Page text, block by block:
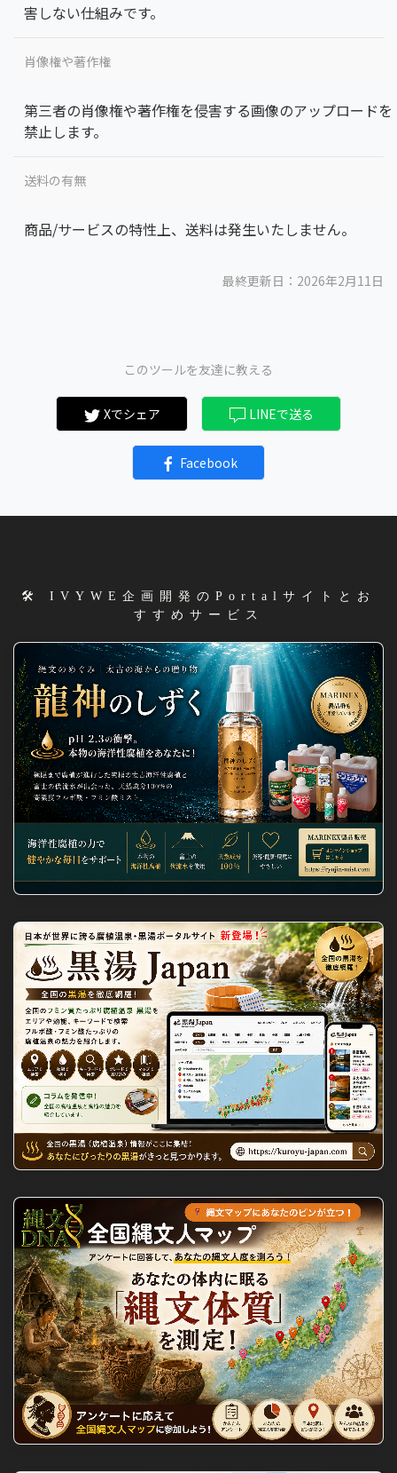
害しない仕組みです。
肖像権や著作権
第三者の肖像権や著作権を侵害する画像のアップロードを
禁止します。
送料の有無
商品/サービスの特性上、送料は発生いたしません。
最終更新日：2026年2月11日
このツールを友達に教える
Xでシェア LINEで送る
Facebook
🛠️ IVYWE企画開発のPortalサイトとお
すすめサービス